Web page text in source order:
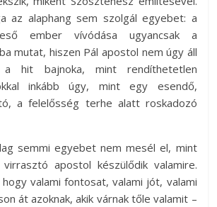
az alaphang sem szolgál egyebet: a
ember vívódása ugyancsak a
mutat, hiszen Pál apostol nem úgy áll
hit bajnoka, mint rendíthetetlen
inkább úgy, mint egy esendő,
a felelősség terhe alatt roskadozó
semmi egyebet nem mesél el, mint
apostol készülődik valamire.
valami fontosat, valami jót, valami
át azoknak, akik várnak tőle valamit –